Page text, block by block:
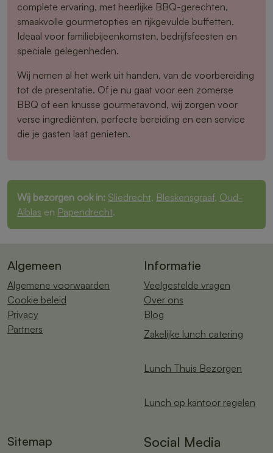
complete ervaring, met heerlijke BBQ-gerechten,
smaakvolle gourmetopties en rijkgevulde buffetten.
Ideaal voor familiebijeenkomsten, bedrijfsfeesten en
speciale gelegenheden.
Wij nemen al het werk uit handen, van de voorbereiding
tot de presentatie. Of je nu gaat voor een zomerse
BBQ of een knusse gourmetavond, wij zorgen voor
verse ingrediënten, perfecte bereiding en een service
die je gasten laat genieten.
Wij bezorgen ook in: Sliedrecht, Bleskensgraaf, Oud-
Alblas en Papendrecht.
Algemeen
Algemene voorwaarden
Cookie beleid
Privacy
Partners
Informatie
Veelgestelde vragen
Over ons
Blog
Zakelijke lunch catering
Lunch Thuis Bezorgen
Lunch op kantoor regelen
Sitemap Social Media